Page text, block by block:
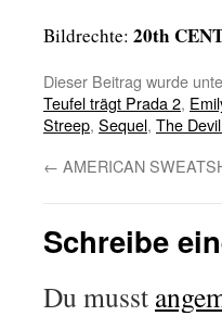
Bildrechte: 20th
Dieser Beitrag wurde
Teufel trägt Prada 2,
Streep, Sequel, The
← AMERICAN
Schreibe
Du musst